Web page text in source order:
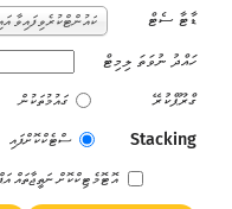
ޑާޓާ ސެޓް ކައުންޓްކުރެވިފައިވާ
ހައްދު ނުވަތަ ލިމިޓް
ގްރޫޕްކުރޭ
ގައުމުތަކުން
Stacking ސްޓެކްކޮށްފައި
އޮޓޮމެޓިކްކޮށް ނަތީޖާތައް